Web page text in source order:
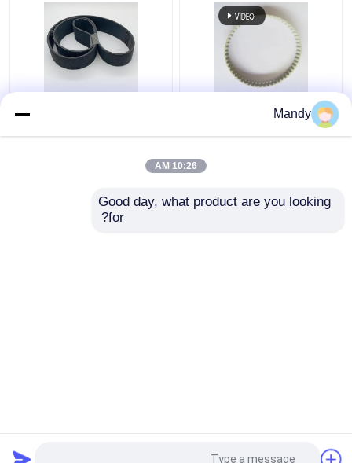
الصفراء الخفيفة مستوردة
حزام آلة الطباعة
280-8MM حزام امتصاص
GTO52
Mandy
10:26 AM
Good day, what product are you looking
for?